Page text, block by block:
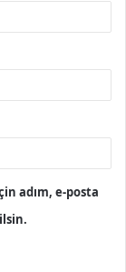
adım, e-posta